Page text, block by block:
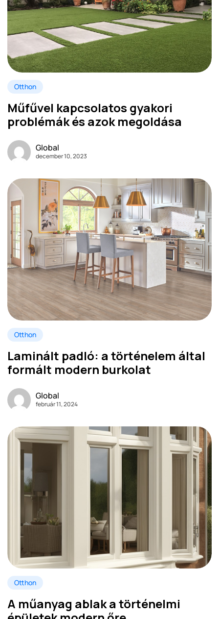
Otthon
Műfűvel kapcsolatos gyakori
problémák és azok megoldása
Global
december 10, 2023
Otthon
Laminált padló: a történelem által
formált modern burkolat
Global
február 11, 2024
Otthon
A műanyag ablak a történelmi